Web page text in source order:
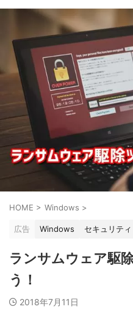
HOME > Windows >
広告 Windows セキュリティ
ランサムウェア駆
う！
2018年7月11日